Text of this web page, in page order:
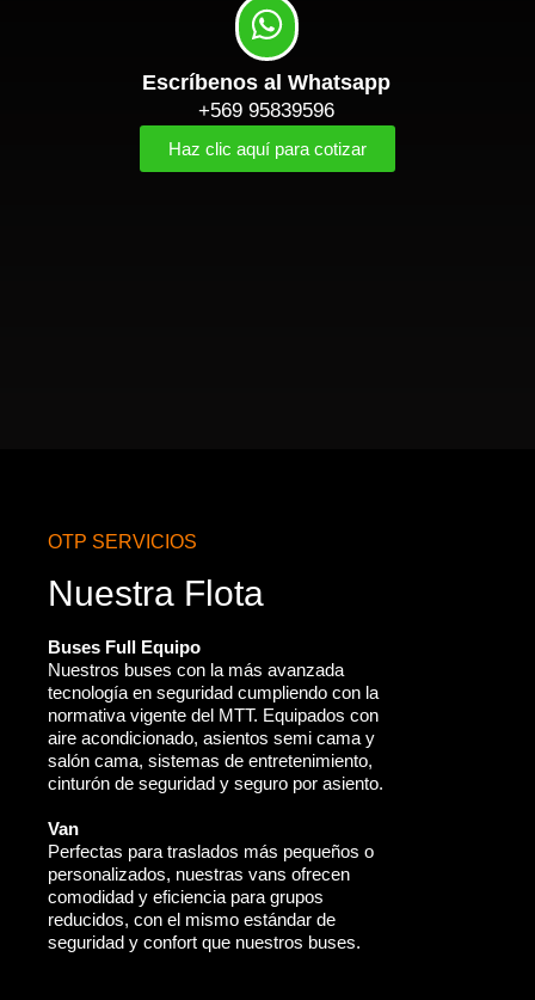
Escríbenos al Whatsapp
+569 95839596
Haz clic aquí para cotizar
OTP SERVICIOS
Nuestra Flota
Buses Full Equipo
Nuestros buses con la más avanzada
tecnología en seguridad cumpliendo con la
normativa vigente del MTT. Equipados con
aire acondicionado, asientos semi cama y
salón cama, sistemas de entretenimiento,
cinturón de seguridad y seguro por asiento.
Van
Perfectas para traslados más pequeños o
personalizados, nuestras vans ofrecen
comodidad y eficiencia para grupos
reducidos, con el mismo estándar de
seguridad y confort que nuestros buses.